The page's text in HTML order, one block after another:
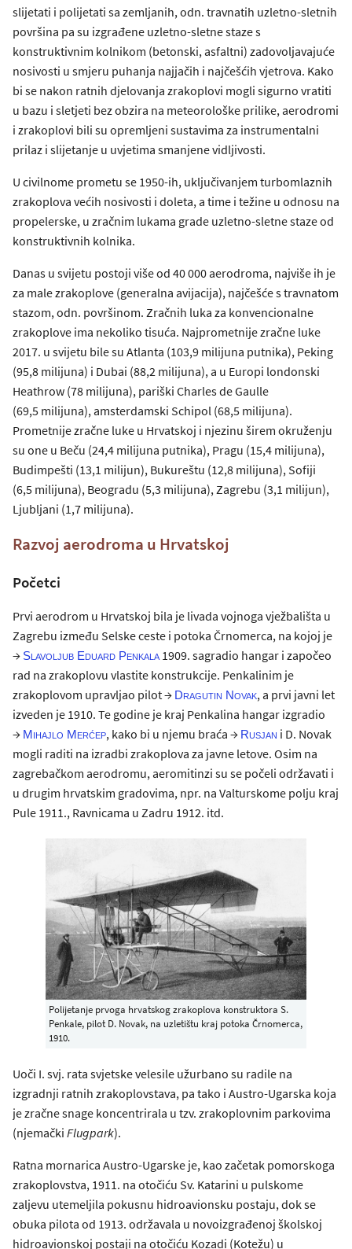
slijetati i polijetati sa zemljanih, odn. travnatih uzletno-sletnih
površina pa su izgrađene uzletno-sletne staze s
konstruktivnim kolnikom (betonski, asfaltni) zadovoljavajuće
nosivosti u smjeru puhanja najjačih i najčešćih vjetrova. Kako
bi se nakon ratnih djelovanja zrakoplovi mogli sigurno vratiti
u bazu i sletjeti bez obzira na meteorološke prilike, aerodromi
i zrakoplovi bili su opremljeni sustavima za instrumentalni
prilaz i slijetanje u uvjetima smanjene vidljivosti.
U civilnome prometu se 1950-ih, uključivanjem turbomlaznih
zrakoplova većih nosivosti i doleta, a time i težine u odnosu na
propelerske, u zračnim lukama grade uzletno-sletne staze od
konstruktivnih kolnika.
Danas u svijetu postoji više od 40 000 aerodroma, najviše ih je
za male zrakoplove (generalna avijacija), najčešće s travnatom
stazom, odn. površinom. Zračnih luka za konvencionalne
zrakoplove ima nekoliko tisuća. Najprometnije zračne luke
2017. u svijetu bile su Atlanta (103,9 milijuna putnika), Peking
(95,8 milijuna) i Dubai (88,2 milijuna), a u Europi londonski
Heathrow (78 milijuna), pariški Charles de Gaulle
(69,5 milijuna), amsterdamski Schipol (68,5 milijuna).
Prometnije zračne luke u Hrvatskoj i njezinu širem okruženju
su one u Beču (24,4 milijuna putnika), Pragu (15,4 milijuna),
Budimpešti (13,1 milijun), Bukureštu (12,8 milijuna), Sofiji
(6,5 milijuna), Beogradu (5,3 milijuna), Zagrebu (3,1 milijun),
Ljubljani (1,7 milijuna).
Razvoj aerodroma u Hrvatskoj
Početci
Prvi aerodrom u Hrvatskoj bila je livada vojnoga vježbališta u
Zagrebu između Selske ceste i potoka Črnomerca, na kojoj je
→ Slavoljub Eduard Penkala 1909. sagradio hangar i započeo
rad na zrakoplovu vlastite konstrukcije. Penkalinim je
zrakoplovom upravljao pilot → Dragutin Novak, a prvi javni let
izveden je 1910. Te godine je kraj Penkalina hangar izgradio
→ Mihajlo Merćep, kako bi u njemu braća → Rusjan i D. Novak
mogli raditi na izradbi zrakoplova za javne letove. Osim na
zagrebačkom aerodromu, aeromitinzi su se počeli održavati i
u drugim hrvatskim gradovima, npr. na Valturskome polju kraj
Pule 1911., Ravnicama u Zadru 1912. itd.
Polijetanje prvoga hrvatskog zrakoplova konstruktora S.
Penkale, pilot D. Novak, na uzletištu kraj potoka Črnomerca,
1910.
Uoči I. svj. rata svjetske velesile užurbano su radile na
izgradnji ratnih zrakoplovstava, pa tako i Austro-Ugarska koja
je zračne snage koncentrirala u tzv. zrakoplovnim parkovima
(njemački Flugpark).
Ratna mornarica Austro-Ugarske je, kao začetak pomorskoga
zrakoplovstva, 1911. na otočiću Sv. Katarini u pulskome
zaljevu utemeljila pokusnu hidroavionsku postaju, dok se
obuka pilota od 1913. održavala u novoizgrađenoj školskoj
hidroavionskoj postaji na otočiću Kozadi (Kotežu) u